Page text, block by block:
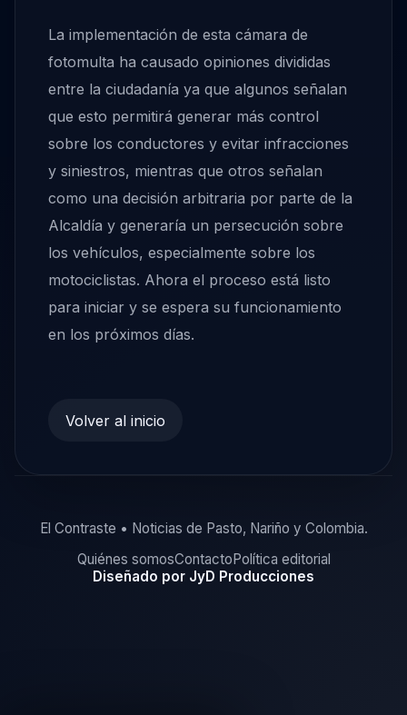
La implementación de esta cámara de
fotomulta ha causado opiniones divididas
entre la ciudadanía ya que algunos señalan
que esto permitirá generar más control
sobre los conductores y evitar infracciones
y siniestros, mientras que otros señalan
como una decisión arbitraria por parte de la
Alcaldía y generaría un persecución sobre
los vehículos, especialmente sobre los
motociclistas. Ahora el proceso está listo
para iniciar y se espera su funcionamiento
en los próximos días.
Volver al inicio
El Contraste • Noticias de Pasto, Nariño y Colombia.
Quiénes somosContactoPolítica editorial
Diseñado por JyD Producciones